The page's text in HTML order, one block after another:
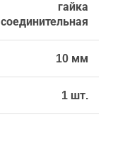
гайка
соединительная
10 мм
1 шт.